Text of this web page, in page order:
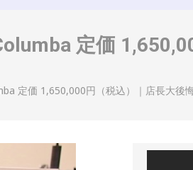
定価
定価 1,650,000円（税込）｜店長大後